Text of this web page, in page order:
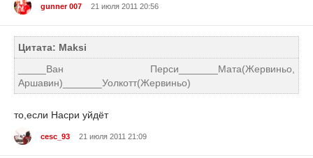
gunner 007 21 июля 2011 20:56
Цитата: Maksi
_____Ван Перси_______Мата(Жервиньо,
Аршавин)_______Уолкотт(Жервиньо)
то,если Насри уйдёт
cesc_93 21 июля 2011 21:09